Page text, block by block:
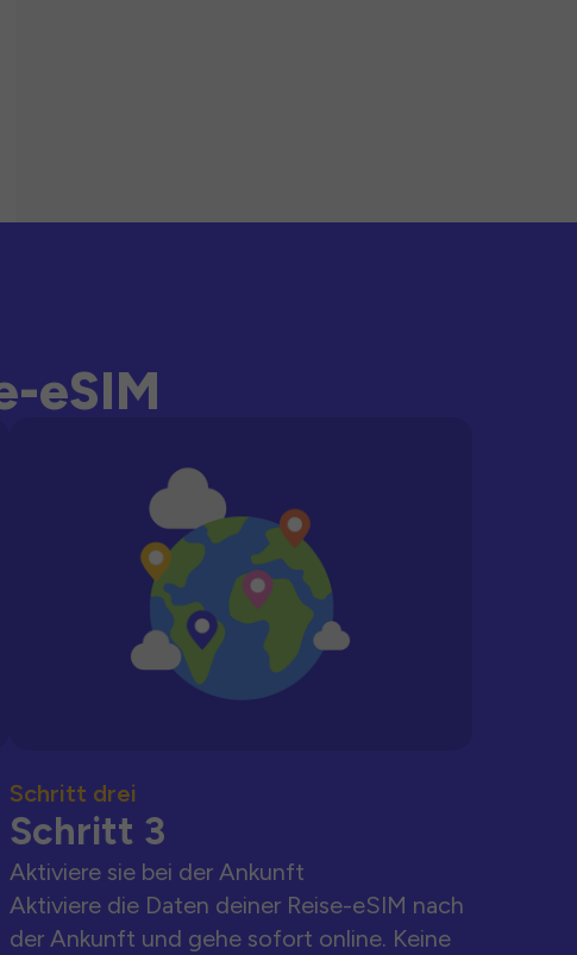
eSIM
Schritt drei
Schritt 3
Aktiviere sie bei der Ankunft
Aktiviere die Daten deiner Reise-eSIM nach
der Ankunft und gehe sofort online. Keine